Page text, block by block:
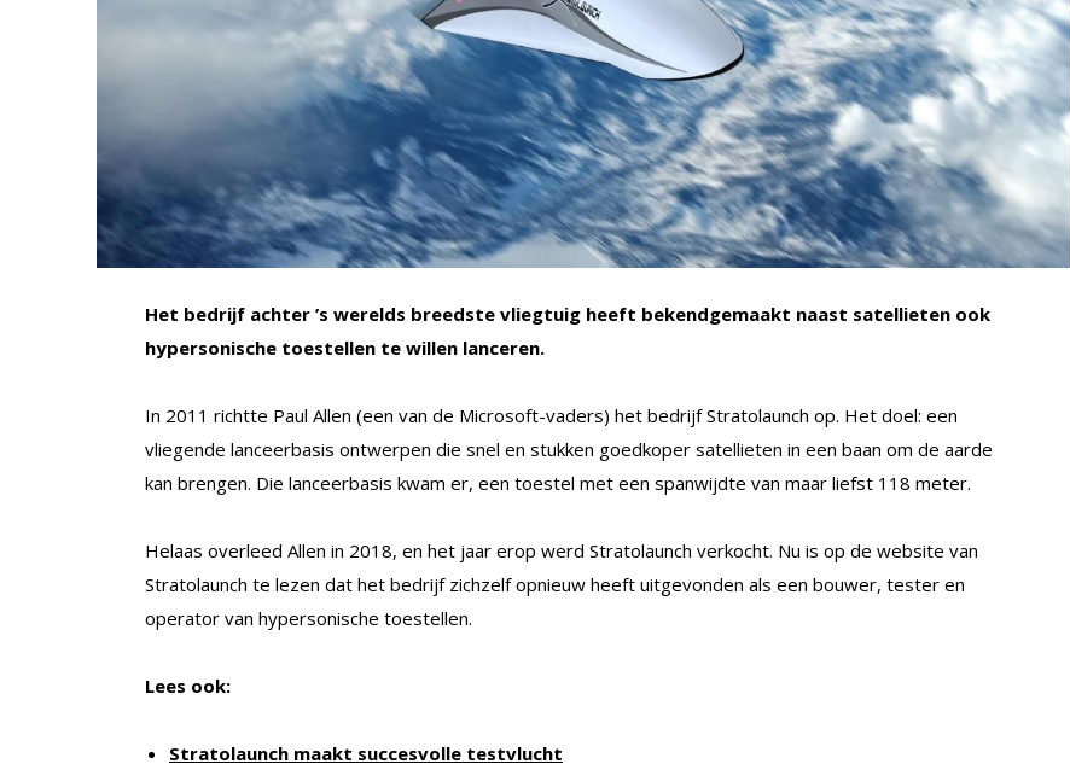
Het bedrijf achter ’s werelds breedste vliegtuig heeft bekendgemaakt naast satellieten ook
hypersonische toestellen te willen lanceren.
In 2011 richtte Paul Allen (een van de Microsoft-vaders) het bedrijf Stratolaunch op. Het doel: een
vliegende lanceerbasis ontwerpen die snel en stukken goedkoper satellieten in een baan om de aarde
kan brengen. Die lanceerbasis kwam er, een toestel met een spanwijdte van maar liefst 118 meter.
Helaas overleed Allen in 2018, en het jaar erop werd Stratolaunch verkocht. Nu is op de website van
Stratolaunch te lezen dat het bedrijf zichzelf opnieuw heeft uitgevonden als een bouwer, tester en
operator van hypersonische toestellen.
Lees ook:
Stratolaunch maakt succesvolle testvlucht